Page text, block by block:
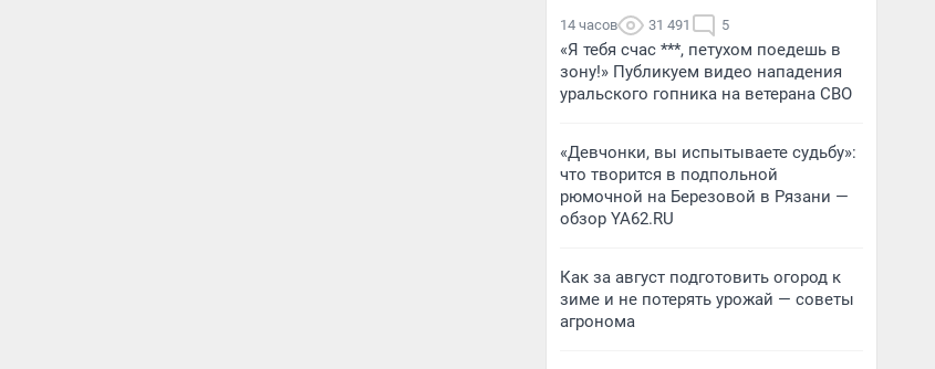
14 часов 31 491 5
«Я тебя счас ***, петухом поедешь в
зону!» Публикуем видео нападения
уральского гопника на ветерана СВО
«Девчонки, вы испытываете судьбу»:
что творится в подпольной
рюмочной на Березовой в Рязани —
обзор YA62.RU
Как за август подготовить огород к
зиме и не потерять урожай — советы
агронома